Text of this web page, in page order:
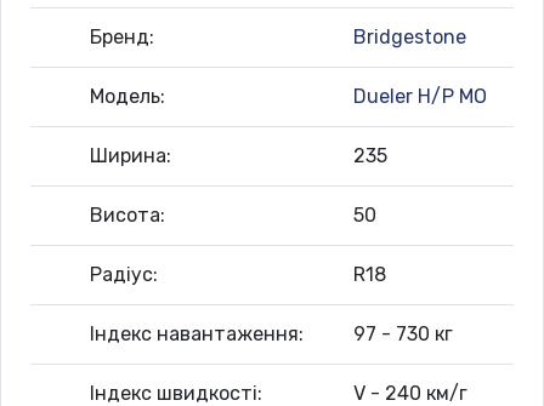
Бренд: Bridgestone
Модель: Dueler H/P MO
Ширина: 235
Висота: 50
Радіус: R18
Індекс навантаження: 97 - 730 кг
Індекс швидкості: V - 240 км/г